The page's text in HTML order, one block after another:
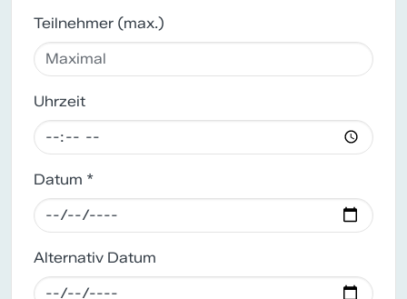
Teilnehmer (max.)
Uhrzeit
Datum *
Alternativ Datum